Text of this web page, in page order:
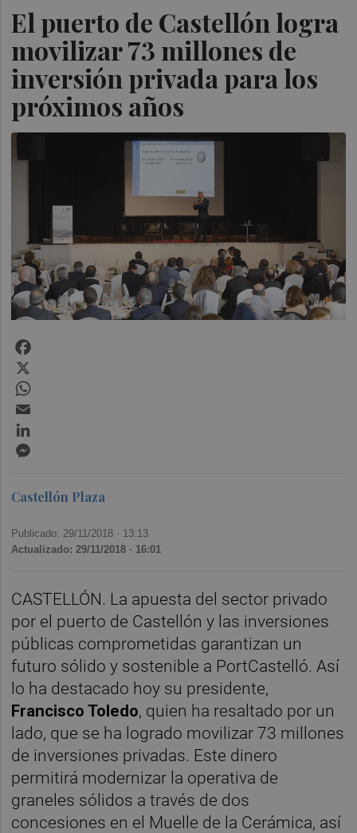
El puerto de Castellón logra
movilizar 73 millones de
inversión privada para los
próximos años
Castellón Plaza
Publicado: 29/11/2018 · 13:13
Actualizado: 29/11/2018 · 16:01
CASTELLÓN. La apuesta del sector privado
por el puerto de Castellón y las inversiones
públicas comprometidas garantizan un
futuro sólido y sostenible a PortCastelló. Así
lo ha destacado hoy su presidente,
Francisco Toledo, quien ha resaltado por un
lado, que se ha logrado movilizar 73 millones
de inversiones privadas. Este dinero
permitirá modernizar la operativa de
graneles sólidos a través de dos
concesiones en el Muelle de la Cerámica, así